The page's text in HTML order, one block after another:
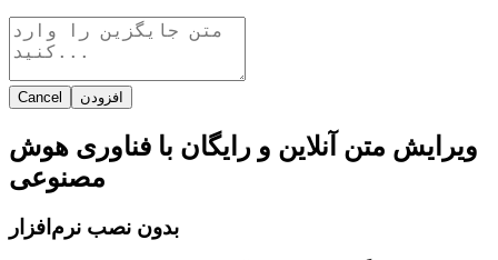
Cancel افزودن
ویرایش متن آنلاین و رایگان با فناوری هوش
مصنوعی
بدون نصب نرم‌افزار